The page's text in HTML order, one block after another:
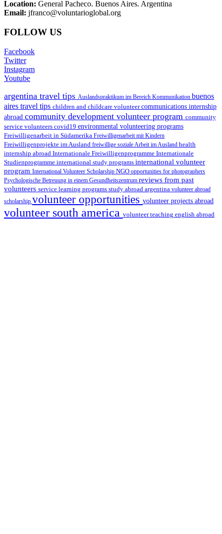
Location: General Pacheco. Buenos Aires. Argentina
Email: jfranco@voluntarioglobal.org
FOLLOW US
Facebook
Twitter
Instagram
Youtube
argentina travel tips Auslandspraktikum im Bereich Kommunikation buenos
aires travel tips children and childcare volunteercommunications internship
abroad community development volunteer program community
service volunteers covid19 environmental volunteering programs
Freiwilligenarbeit in Südamerika Freiwilligenarbeit mit Kindern
Freiwilligenprojekte im Ausland freiwillige soziale Arbeit im Ausland health
internship abroad Internationale Freiwilligenprogramme Internationale
Studienprogramme international study programs international volunteer
program International Volunteer Scholarship NGO opportunities for photographers
Psychologische Betreuung in einem Gesundheitszentrum reviews from past
volunteers service learning programs study abroad argentina volunteer abroad
scholarship volunteer opportunities volunteer projects abroad
volunteer south america volunteer teaching english abroad